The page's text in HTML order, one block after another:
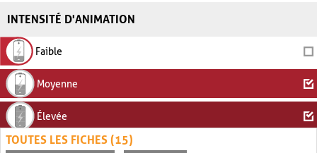
INTENSITÉ D'ANIMATION
Faible
Moyenne
Élevée
TOUTES LES FICHES (15)